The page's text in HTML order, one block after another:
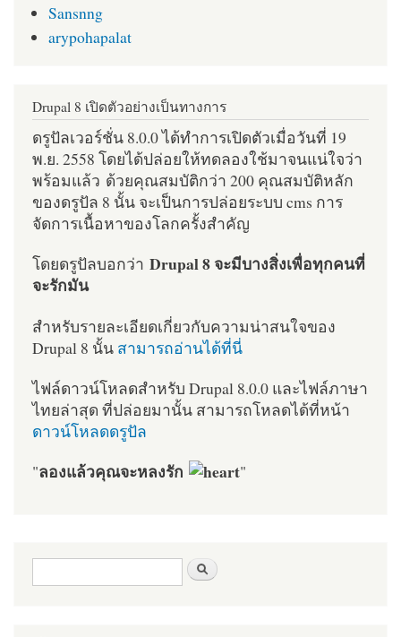
Sansnng
arypohapalat
Drupal 8 เปิดตัวอย่างเป็นทางการ
ดรูปัลเวอร์ชั่น 8.0.0 ได้ทำการเปิดตัวเมื่อวันที่ 19
พ.ย. 2558 โดยได้ปล่อยให้ทดลองใช้มาจนแน่ใจว่า
พร้อมแล้ว ด้วยคุณสมบัติกว่า 200 คุณสมบัติหลัก
ของดรูปัล 8 นั้น จะเป็นการปล่อยระบบ cms การ
จัดการเนื้อหาของโลกครั้งสำคัญ
โดยดรูปัลบอกว่า Drupal 8 จะมีบางสิ่งเพื่อทุกคนที่
จะรักมัน
สำหรับรายละเอียดเกี่ยวกับความน่าสนใจของ
Drupal 8 นั้น สามารถอ่านได้ที่นี่
ไฟล์ดาวน์โหลดสำหรับ Drupal 8.0.0 และไฟล์ภาษา
ไทยล่าสุด ที่ปล่อยมานั้น สามารถโหลดได้ที่หน้า
ดาวน์โหลดดรูปัล
"ลองแล้วคุณจะหลงรัก "
ฟอร์มค้นหา